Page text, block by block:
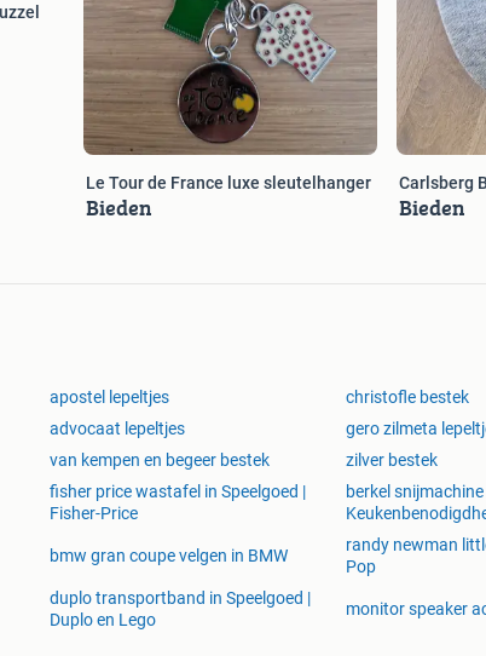
Le Tour de France luxe sleutelhanger
Bieden Bieden
apostel lepeltjes
christofle bestek
advocaat lepeltjes
gero zilmeta
van kempen en begeer bestek zilver bestek
fisher price wastafel in Speelgoed |
Fisher-Price
berkel
bmw gran coupe velgen in BMW
randy newman
Pop
duplo transportband in Speelgoed |
Duplo en Lego
monitor speaker